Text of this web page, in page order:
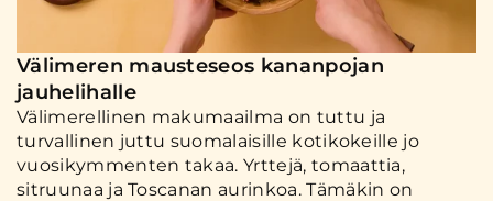
Välimeren mausteseos kananpojan
jauhelihalle
Välimerellinen makumaailma on tuttu ja
turvallinen juttu suomalaisille kotikokeille jo
vuosikymmenten takaa. Yrttejä, tomaattia,
sitruunaa ja Toscanan aurinkoa. Tämäkin on